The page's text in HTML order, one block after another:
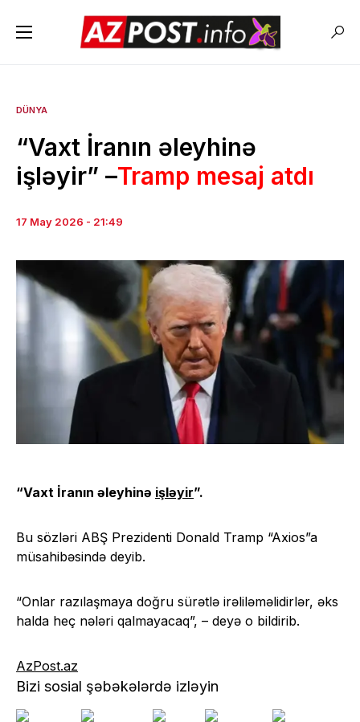
DÜNYA
“Vaxt İranın əleyhinə
işləyir” –Tramp mesaj atdı
17 May 2026 - 21:49
“Vaxt İranın əleyhinə işləyir”.
Bu sözləri ABŞ Prezidenti Donald Tramp “Axios”a
müsahibəsində deyib.
“Onlar razılaşmaya doğru sürətlə irəliləməlidirlər, əks
halda heç nələri qalmayacaq”, – deyə o bildirib.
AzPost.az
Bizi sosial şəbəkələrdə izləyin